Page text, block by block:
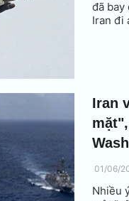
đã bay
Iran đi
Iran
01/06/
Nhiều